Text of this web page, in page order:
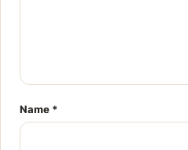
Name *